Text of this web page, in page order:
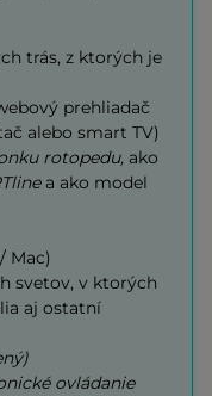
trás, z ktorých je
prehliadač
alebo smart TV)
rotopedu, ako
a ako model
Mac)
svetov, v ktorých
aj ostatní
ovládanie